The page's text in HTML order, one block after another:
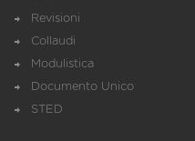
Revisioni
Collaudi
Modulistica
Documento Unico
STED